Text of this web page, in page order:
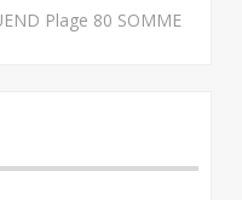
Plage 80 SOMME